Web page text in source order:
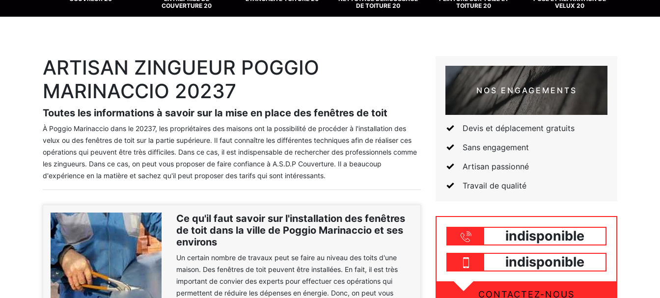
COUVERTURE 20
DE TOITURE 20
TOITURE 20
VELUX 20
ARTISAN ZINGUEUR POGGIO
MARINACCIO 20237
Toutes les informations à savoir sur la mise en place des fenêtres de toit
À Poggio Marinaccio dans le 20237, les propriétaires des maisons ont la possibilité de procéder à l'installation des
velux ou des fenêtres de toit sur la partie supérieure. Il faut connaître les différentes techniques afin de réaliser ces
opérations qui peuvent être très difficiles. Dans ce cas, il est indispensable de rechercher des professionnels comme
les zingueurs. Dans ce cas, on peut vous proposer de faire confiance à A.S.D.P Couverture. Il a beaucoup
d'expérience en la matière et sachez qu'il peut proposer des tarifs qui sont intéressants.
Ce qu'il faut savoir sur l'installation des fenêtres
de toit dans la ville de Poggio Marinaccio et ses
environs
Un certain nombre de travaux peut se faire au niveau des toits d'une
maison. Des fenêtres de toit peuvent être installées. En fait, il est très
important de convier des experts pour effectuer ces opérations qui
permettent de réduire les dépenses en énergie. Donc, on peut vous
NOS ENGAGEMENTS
Devis et déplacement gratuits
Sans engagement
Artisan passionné
Travail de qualité
indisponible
indisponible
CONTACTEZ-NOUS